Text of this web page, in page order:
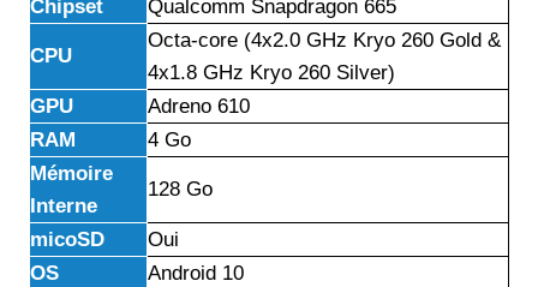
Chipset
Qualcomm Snapdragon 665
CPU
Octa-core (4x2.0 GHz Kryo 260 Gold &
4x1.8 GHz Kryo 260 Silver)
GPU
Adreno 610
RAM
4 Go
Mémoire
Interne
128 Go
micoSD
Oui
OS
Android 10